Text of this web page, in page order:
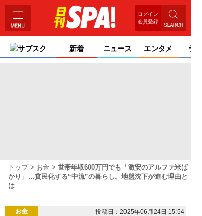
ログイン
会員登録
サブスク 新着 ニュース エンタメ ライ
トップ お金
世帯年収600万円でも「激安のアルファ米ば
かり」…貧民化する“中流”の暮らし。地盤沈下が進む理由と
は
お金 投稿日：2025年06月24日 15:54